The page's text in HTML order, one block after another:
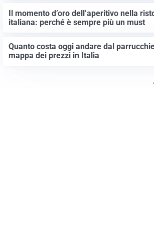
Il momento d’oro dell’aperitivo nella
italiana: perché è sempre più un must
Quanto costa oggi andare dal
mappa dei prezzi in Italia